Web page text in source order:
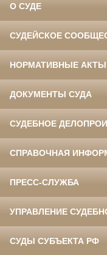
О СУДЕ
СУДЕЙСКОЕ
НОРМАТИВНЫЕ АКТЫ
ДОКУМЕНТЫ СУДА
СУДЕБНОЕ
СПРАВОЧНАЯ
ПРЕСС-СЛУЖБА
УПРАВЛЕНИЕ
СУДЫ СУБЪЕКТА РФ